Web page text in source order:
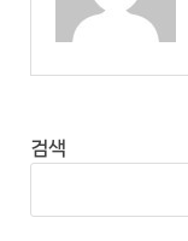
검색